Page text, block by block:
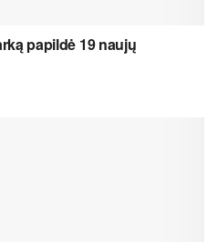
papildė 19 naujų